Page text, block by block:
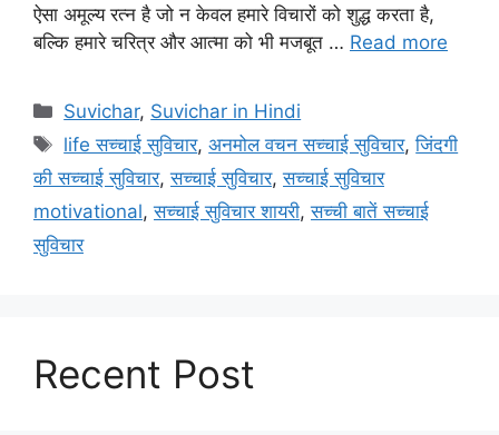
ऐसा अमूल्य रत्न है जो न केवल हमारे विचारों को शुद्ध करता है,
बल्कि हमारे चरित्र और आत्मा को भी मजबूत … Read more
Categories
Suvichar, Suvichar in Hindi
Tags
life सच्चाई सुविचार,अनमोल वचन सच्चाई सुविचार,जिंदगी
की सच्चाई सुविचार,सच्चाई सुविचार,सच्चाई सुविचार
motivational,सच्चाई सुविचार शायरी,सच्ची बातें सच्चाई
सुविचार
Recent Post